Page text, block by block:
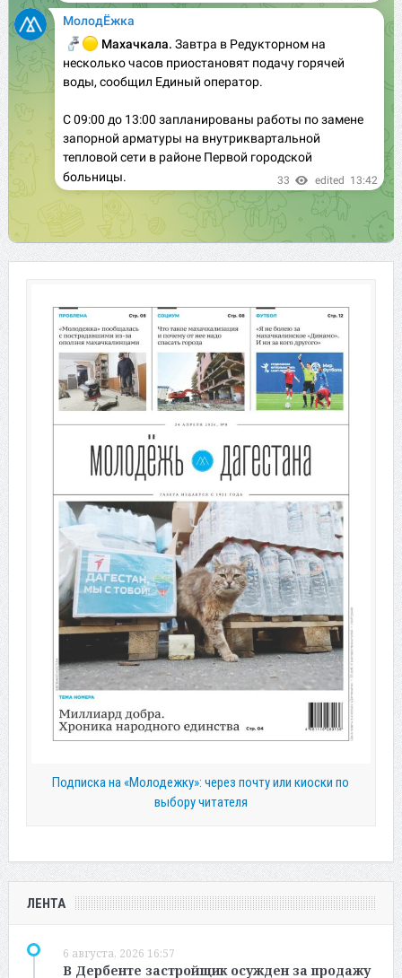
Подписка на «Молодежку»: через почту или киоски по
выбору читателя
ЛЕНТА
6 августа, 2026 16:57
В Дербенте застройщик осужден за продажу